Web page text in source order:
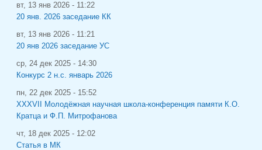
вт, 13 янв 2026 - 11:22
20 янв. 2026 заседание КК
вт, 13 янв 2026 - 11:21
20 янв 2026 заседание УС
ср, 24 дек 2025 - 14:30
Конкурс 2 н.с. январь 2026
пн, 22 дек 2025 - 15:52
XXXVII Молодёжная научная школа-конференция памяти К.О.
Кратца и Ф.П. Митрофанова
чт, 18 дек 2025 - 12:02
Статья в МК